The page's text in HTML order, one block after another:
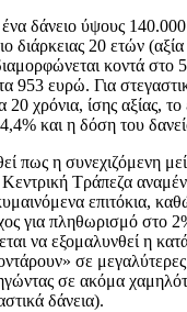
ένα δάνειο ύψους
διάρκειας 20 ετών
κοντά στο
953 ευρώ. Για
20 χρόνια, ίσης αξίας, το
και η δόση του
πως η συνεχιζόμενη
Τράπεζα
επιτόκια,
για πληθωρισμό στο
να εξομαλυνθεί η
σε
σε ακόμα
δάνεια).